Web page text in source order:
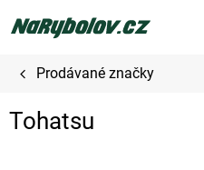
na
Prodávané značky
Tohatsu